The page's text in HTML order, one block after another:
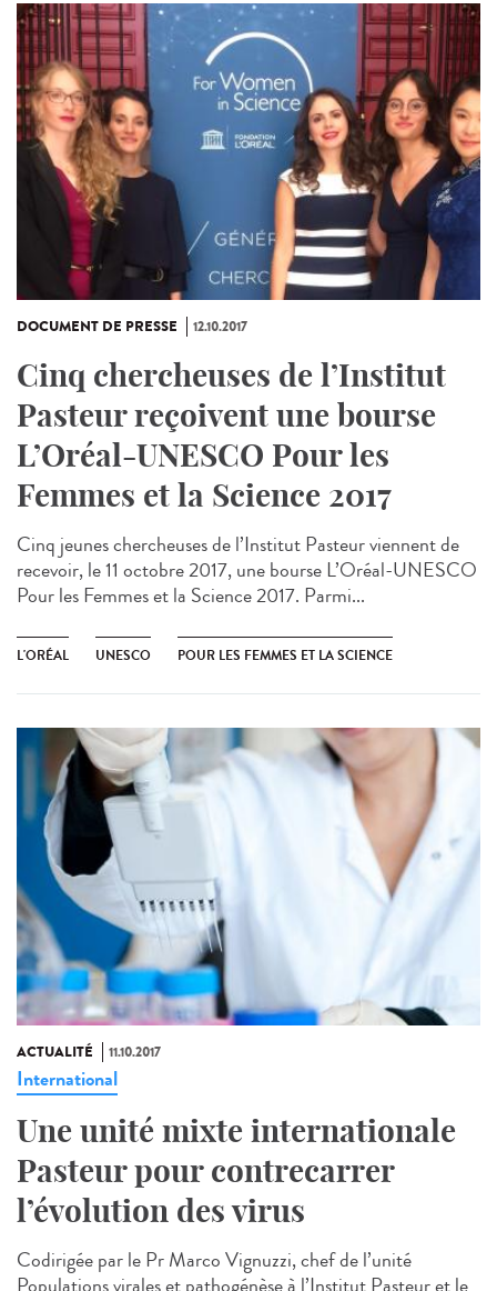
DOCUMENT DE PRESSE 12.10.2017
Cinq chercheuses de l’Institut
Pasteur reçoivent une bourse
L’Oréal-UNESCO Pour les
Femmes et la Science 2017
Cinq jeunes chercheuses de l’Institut Pasteur viennent de
recevoir, le 11 octobre 2017, une bourse L’Oréal-UNESCO
Pour les Femmes et la Science 2017. Parmi...
L'ORÉAL UNESCO POUR LES FEMMES ET LA SCIENCE
ACTUALITÉ 11.10.2017
International
Une unité mixte internationale
Pasteur pour contrecarrer
l’évolution des virus
Codirigée par le Pr Marco Vignuzzi, chef de l’unité
Populations virales et pathogénèse à l’Institut Pasteur et le